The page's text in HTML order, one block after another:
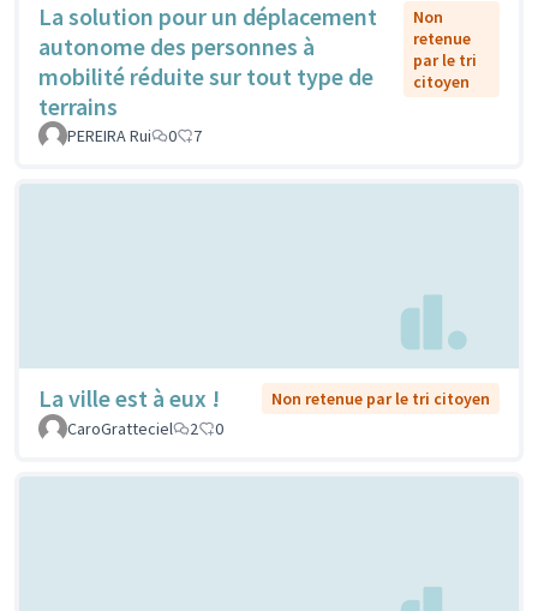
La solution pour un déplacement
autonome des personnes à
mobilité réduite sur tout type de
terrains
Non
retenue
par le tri
citoyen
PEREIRA Rui 0 7
La ville est à eux !
Non retenue par le tri citoyen
CaroGratteciel
2 0